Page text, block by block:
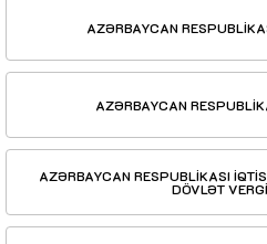
AZƏRBAYCAN
AZƏRBAYCAN
AZƏRBAYCAN RESPUBLİKASI
DÖVLƏT